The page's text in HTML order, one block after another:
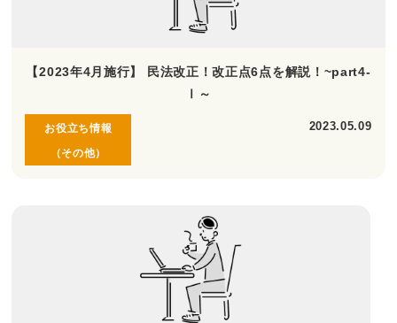
【2023年4月施行】 民法改正！改正点6点を解説！~part4-
Ⅰ～
お役立ち情報
（その他）
2023.05.09